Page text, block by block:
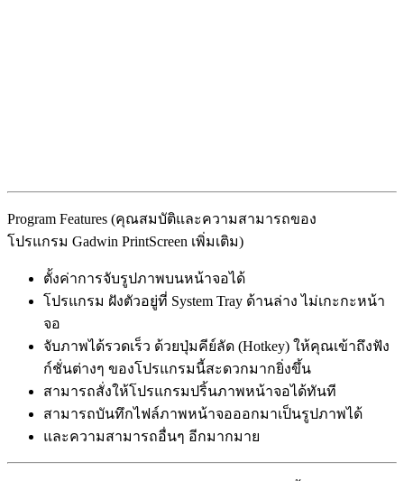
Program Features (คุณสมบัติและความสามารถของ
โปรแกรม Gadwin PrintScreen เพิ่มเติม)
ตั้งค่าการจับรูปภาพบนหน้าจอได้
โปรแกรม ฝังตัวอยู่ที่ System Tray ด้านล่าง ไม่เกะกะหน้า
จอ
จับภาพได้รวดเร็ว ด้วยปุ่มคีย์ลัด (Hotkey) ให้คุณเข้าถึงฟัง
ก์ชั่นต่างๆ ของโปรแกรมนี้สะดวกมากยิ่งขึ้น
สามารถสั่งให้โปรแกรมปริ้นภาพหน้าจอได้ทันที
สามารถบันทึกไฟล์ภาพหน้าจอออกมาเป็นรูปภาพได้
และความสามารถอื่นๆ อีกมากมาย